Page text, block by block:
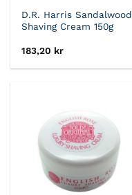
D.R. Harris Sandalwood
Shaving Cream 150g
183,20 kr